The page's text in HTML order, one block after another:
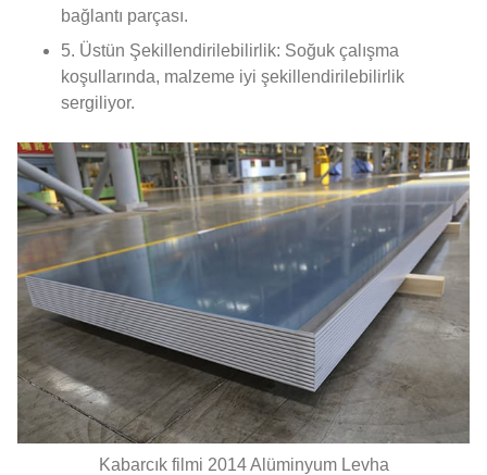
bağlantı parçası.
5. Üstün Şekillendirilebilirlik: Soğuk çalışma
koşullarında, malzeme iyi şekillendirilebilirlik
sergiliyor.
Kabarcık filmi 2014 Alüminyum Levha